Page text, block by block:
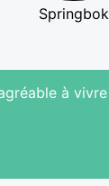
Springbok
à vivre